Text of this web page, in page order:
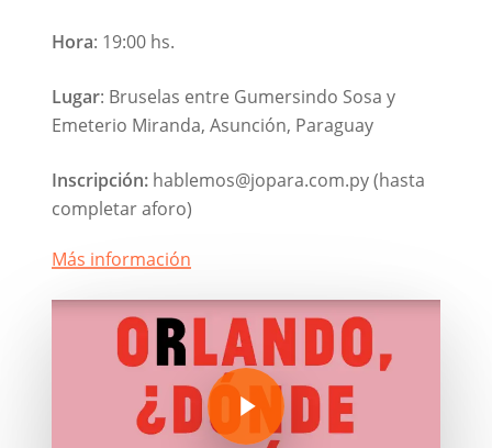
Hora: 19:00 hs.
Lugar: Bruselas entre Gumersindo Sosa y
Emeterio Miranda, Asunción, Paraguay
Inscripción:hablemos@jopara.com.py (hasta
completar aforo)
Más información
Play Video
Play Video